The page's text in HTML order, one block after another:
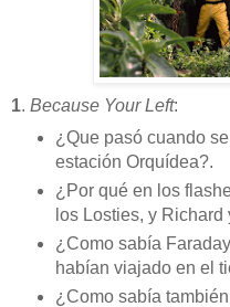
1. Because Your Left:
¿Que pasó cuando
estación Orquídea?.
¿Por qué en los
los Losties, y Richard
¿Como sabía
habían viajado en el
¿Como sabía